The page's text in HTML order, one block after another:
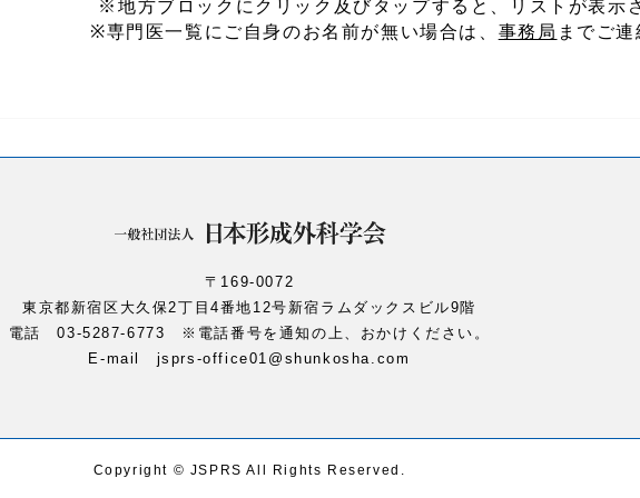
※地方ブロックにクリック及びタップすると、リストが表示
※専門医一覧にご自身のお名前が無い場合は、 事務局 までご連
〒169-0072
東京都新宿区大久保2丁目4番地12号 新宿ラムダックスビル9階
電話 03-5287-6773 ※電話番号を通知の上、おかけください。
E-mail jsprs-office01@shunkosha.com
Copyright © JSPRS All Rights Reserved.